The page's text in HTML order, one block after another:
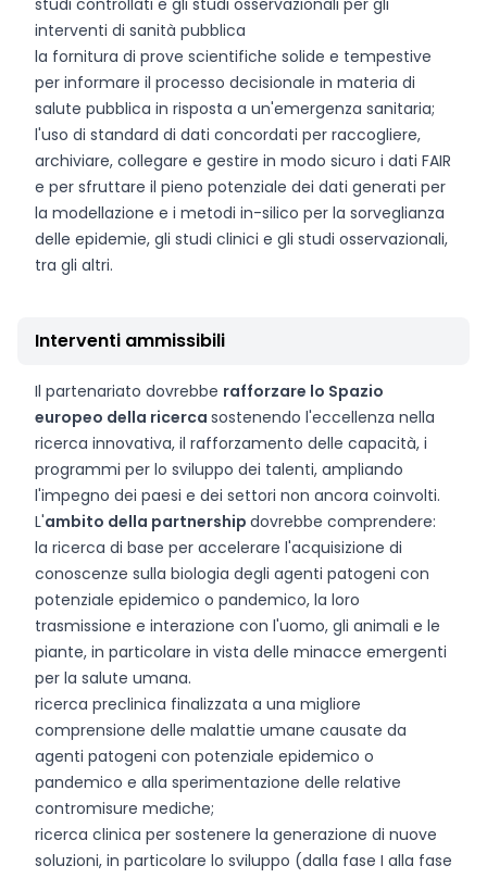
studi controllati e gli studi osservazionali per gli
interventi di sanità pubblica
la fornitura di prove scientifiche solide e tempestive
per informare il processo decisionale in materia di
salute pubblica in risposta a un'emergenza sanitaria;
l'uso di standard di dati concordati per raccogliere,
archiviare, collegare e gestire in modo sicuro i dati FAIR
e per sfruttare il pieno potenziale dei dati generati per
la modellazione e i metodi in-silico per la sorveglianza
delle epidemie, gli studi clinici e gli studi osservazionali,
tra gli altri.
Interventi ammissibili
Il partenariato dovrebbe rafforzare lo Spazio
europeo della ricerca sostenendo l'eccellenza nella
ricerca innovativa, il rafforzamento delle capacità, i
programmi per lo sviluppo dei talenti, ampliando
l'impegno dei paesi e dei settori non ancora coinvolti.
L'ambito della partnership dovrebbe comprendere:
la ricerca di base per accelerare l'acquisizione di
conoscenze sulla biologia degli agenti patogeni con
potenziale epidemico o pandemico, la loro
trasmissione e interazione con l'uomo, gli animali e le
piante, in particolare in vista delle minacce emergenti
per la salute umana.
ricerca preclinica finalizzata a una migliore
comprensione delle malattie umane causate da
agenti patogeni con potenziale epidemico o
pandemico e alla sperimentazione delle relative
contromisure mediche;
ricerca clinica per sostenere la generazione di nuove
soluzioni, in particolare lo sviluppo (dalla fase I alla fase